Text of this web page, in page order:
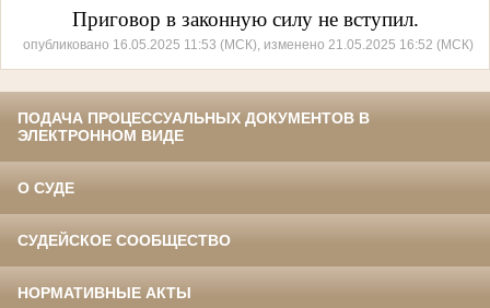
Приговор в законную силу не вступил.
опубликовано 16.05.2025 11:53 (МСК), изменено 21.05.2025 16:52 (МСК)
ПОДАЧА ПРОЦЕССУАЛЬНЫХ ДОКУМЕНТОВ В
ЭЛЕКТРОННОМ ВИДЕ
О СУДЕ
СУДЕЙСКОЕ СООБЩЕСТВО
НОРМАТИВНЫЕ АКТЫ